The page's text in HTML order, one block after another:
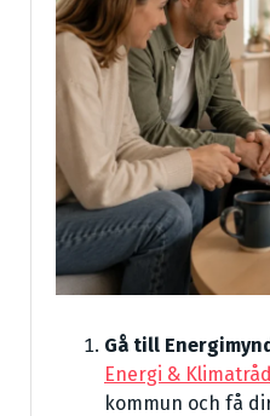
Gå till
Energi &
kommun och få